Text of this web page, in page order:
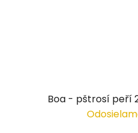
Boa - pštrosí peří